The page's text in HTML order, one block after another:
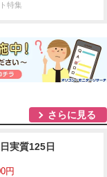
特集
さらに見る
実質125日
円